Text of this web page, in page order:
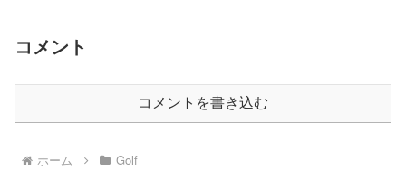
コメント
コメントを書き込む
ホーム Golf